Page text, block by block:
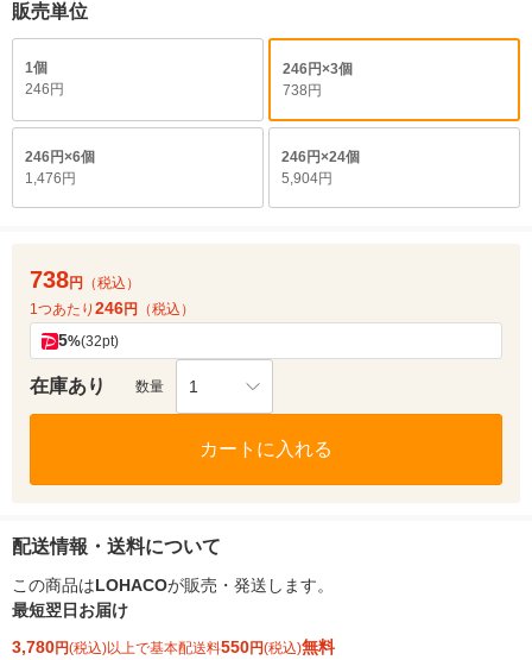
販売単位
1個
246円
246円×3個
738円
246円×6個
1,476円
246円×24個
5,904円
738円
（税込）
1つあたり 246円 （税込）
5%(32pt)
在庫あり 数量 1
カートに入れる
配送情報・送料について
この商品はLOHACOが販売・発送します。
最短翌日お届け
3,780円(税込)以上で基本配送料550円(税込)無料